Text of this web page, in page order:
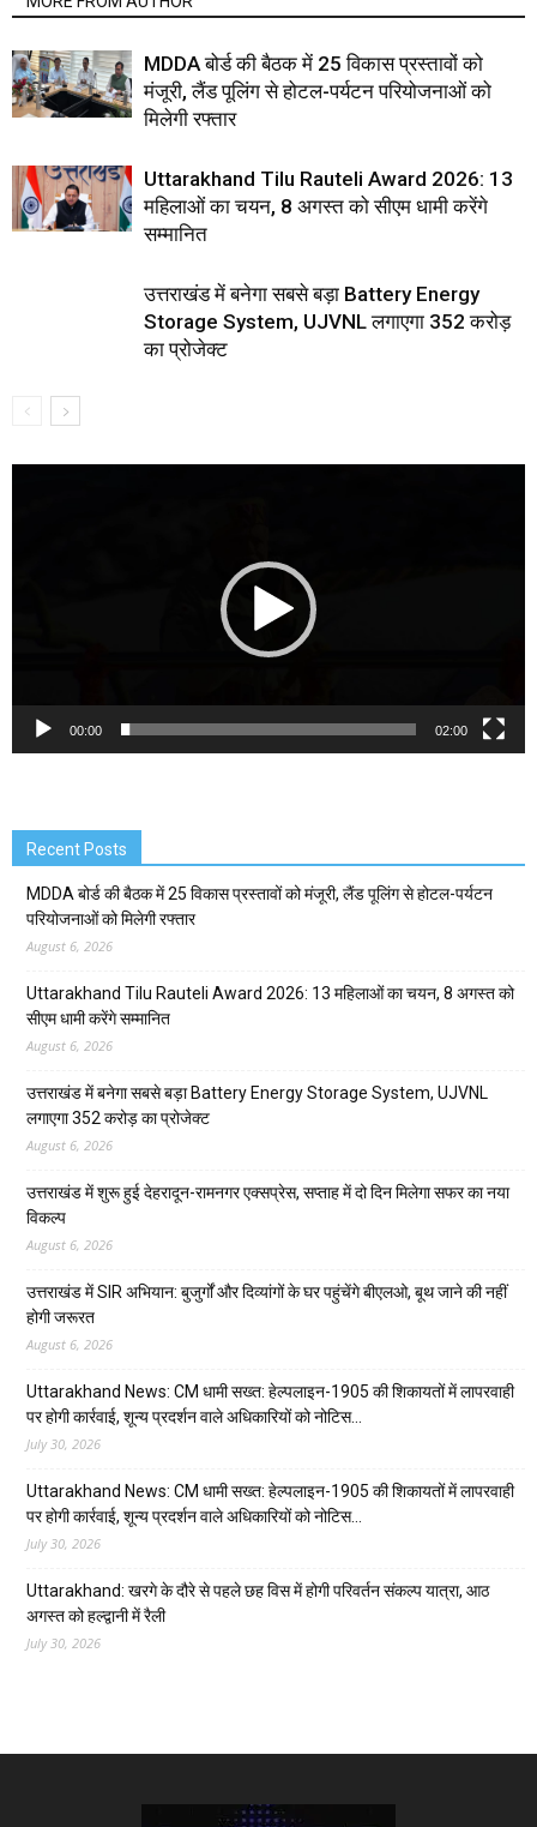
MDDA बोर्ड की बैठक में 25 विकास प्रस्तावों को
मंजूरी, लैंड पूलिंग से होटल-पर्यटन परियोजनाओं को
मिलेगी रफ्तार
Uttarakhand Tilu Rauteli Award 2026: 13
महिलाओं का चयन, 8 अगस्त को सीएम धामी करेंगे
सम्मानित
उत्तराखंड में बनेगा सबसे बड़ा Battery Energy
Storage System, UJVNL लगाएगा 352 करोड़
का प्रोजेक्ट
00:00 02:00
Recent Posts
MDDA बोर्ड की बैठक में 25 विकास प्रस्तावों को मंजूरी, लैंड पूलिंग से होटल-पर्यटन
परियोजनाओं को मिलेगी रफ्तार
August 6, 2026
Uttarakhand Tilu Rauteli Award 2026: 13 महिलाओं का चयन, 8 अगस्त को
सीएम धामी करेंगे सम्मानित
August 6, 2026
उत्तराखंड में बनेगा सबसे बड़ा Battery Energy Storage System, UJVNL
लगाएगा 352 करोड़ का प्रोजेक्ट
August 6, 2026
उत्तराखंड में शुरू हुई देहरादून-रामनगर एक्सप्रेस, सप्ताह में दो दिन मिलेगा सफर का नया
विकल्प
August 6, 2026
उत्तराखंड में SIR अभियान: बुजुर्गों और दिव्यांगों के घर पहुंचेंगे बीएलओ, बूथ जाने की नहीं
होगी जरूरत
August 6, 2026
Uttarakhand News: CM धामी सख्त: हेल्पलाइन-1905 की शिकायतों में लापरवाही
पर होगी कार्रवाई, शून्य प्रदर्शन वाले अधिकारियों को नोटिस…
July 30, 2026
Uttarakhand News: CM धामी सख्त: हेल्पलाइन-1905 की शिकायतों में लापरवाही
पर होगी कार्रवाई, शून्य प्रदर्शन वाले अधिकारियों को नोटिस…
July 30, 2026
Uttarakhand: खरगे के दौरे से पहले छह विस में होगी परिवर्तन संकल्प यात्रा, आठ
अगस्त को हल्द्वानी में रैली
July 30, 2026